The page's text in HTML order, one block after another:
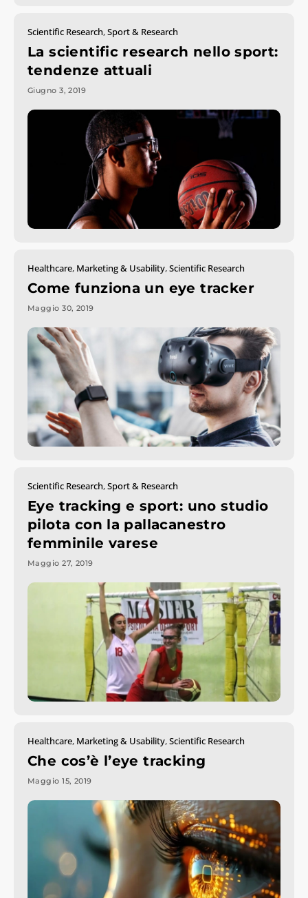
Scientific Research,Sport & Research
La scientific research nello sport:
tendenze attuali
Giugno 3, 2019
Healthcare, Marketing & Usability,Scientific Research
Come funziona un eye tracker
Maggio 30, 2019
Scientific Research,Sport & Research
Eye tracking e sport: uno studio
pilota con la pallacanestro
femminile varese
Maggio 27, 2019
Healthcare, Marketing & Usability,Scientific Research
Che cos’è l’eye tracking
Maggio 15, 2019